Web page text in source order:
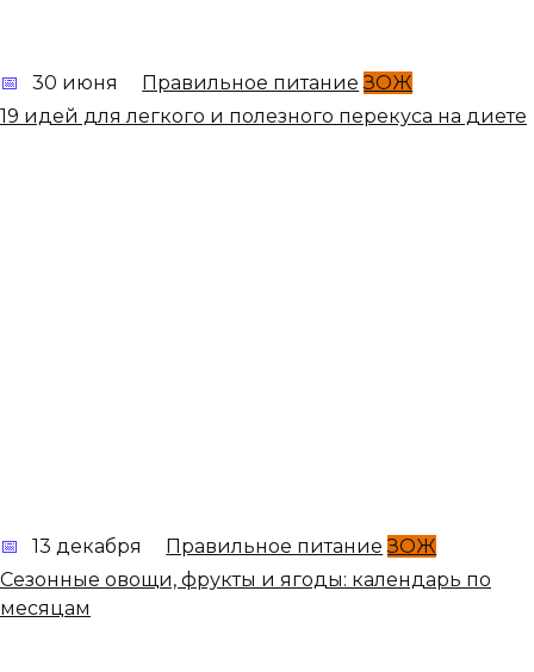
30 июня Правильное питание ЗОЖ
19 идей для легкого и полезного перекуса на диете
13 декабря Правильное питание ЗОЖ
Сезонные овощи, фрукты и ягоды: календарь по
месяцам